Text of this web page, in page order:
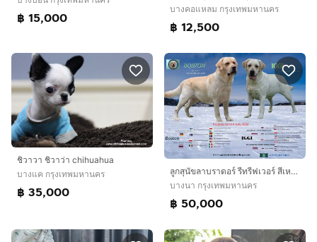
฿ 15,000
บางคอแหลม กรุงเทพมหานคร
฿ 12,500
ชิวาวา ชิวาว่า chihuahua
บางแค กรุงเทพมหานคร
฿ 35,000
ลูกสุนัขลาบราดอร์ รีทรีฟเวอร์ สีเหลือง สายเลือดแชมป์ จาก Green Corner Labrador ลูกสุนัขลาบราดอร์ รีทรีฟเวอร์ สีเหลือง พร้อมเปิดจอง วันเกิด
บางนา กรุงเทพมหานคร
฿ 50,000